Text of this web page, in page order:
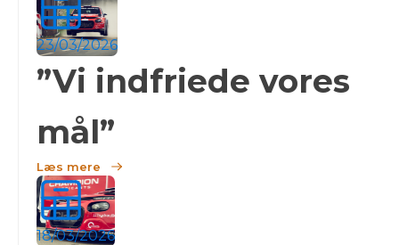
23/03/2026
”Vi indfriede vores
mål”
Læs mere
18/03/2026